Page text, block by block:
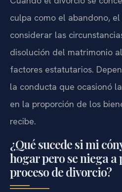
culpa como el abandono,
considerar las
disolución del matrimonio
factores estatutarios.
la conducta que ocasionó
en la proporción de los
recibe.
¿Qué sucede si mi
hogar pero se niega
proceso de divorcio?